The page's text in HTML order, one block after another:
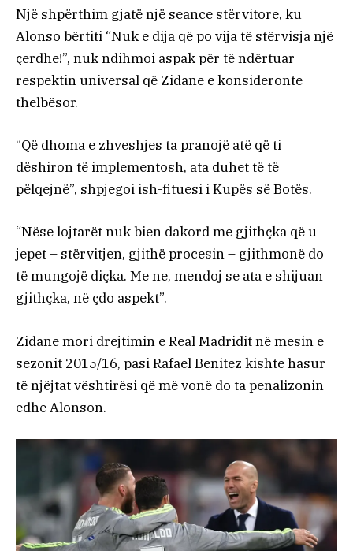
Një shpërthim gjatë një seance stërvitore, ku
Alonso bërtiti “Nuk e dija që po vija të stërvisja një
çerdhe!”, nuk ndihmoi aspak për të ndërtuar
respektin universal që Zidane e konsideronte
thelbësor.
“Që dhoma e zhveshjes ta pranojë atë që ti
dëshiron të implementosh, ata duhet të të
pëlqejnë”, shpjegoi ish-fituesi i Kupës së Botës.
“Nëse lojtarët nuk bien dakord me gjithçka që u
jepet – stërvitjen, gjithë procesin – gjithmonë do
të mungojë diçka. Me ne, mendoj se ata e shijuan
gjithçka, në çdo aspekt”.
Zidane mori drejtimin e Real Madridit në mesin e
sezonit 2015/16, pasi Rafael Benitez kishte hasur
të njëjtat vështirësi që më vonë do ta penalizonin
edhe Alonson.